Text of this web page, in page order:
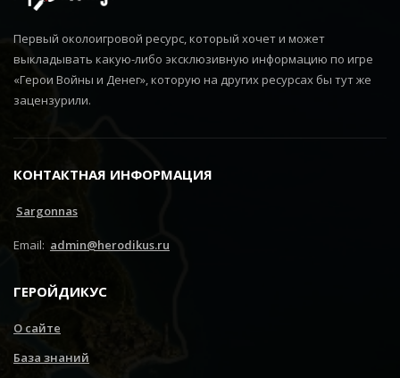
Первый околоигровой ресурс, который хочет и может
выкладывать какую-либо эксклюзивную информацию по игре
«Герои Войны и Денег», которую на других ресурсах бы тут же
зацензурили.
КОНТАКТНАЯ ИНФОРМАЦИЯ
Sargonnas
Email: admin@herodikus.ru
ГЕРОЙДИКУС
О сайте
База знаний